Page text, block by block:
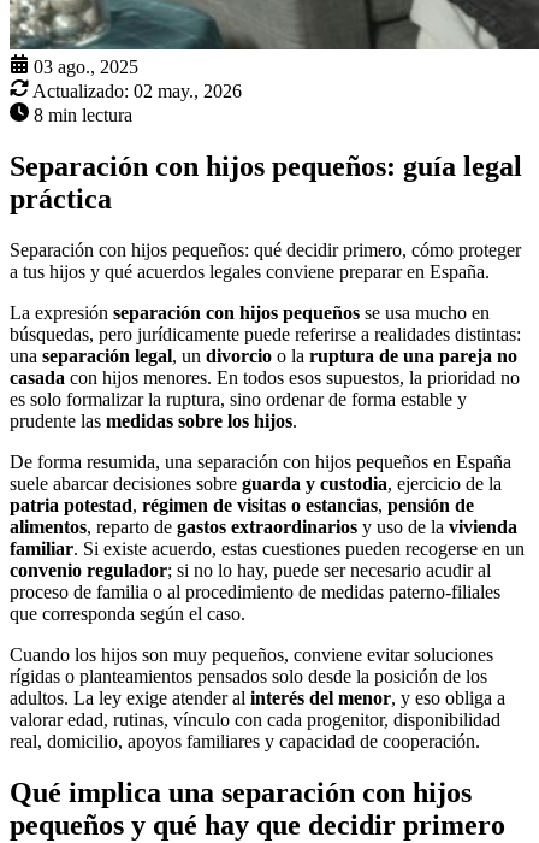
03 ago., 2025
Actualizado: 02 may., 2026
8 min lectura
Separación con hijos pequeños: guía legal
práctica
Separación con hijos pequeños: qué decidir primero, cómo proteger
a tus hijos y qué acuerdos legales conviene preparar en España.
La expresión separación con hijos pequeños se usa mucho en
búsquedas, pero jurídicamente puede referirse a realidades distintas:
una separación legal, un divorcio o la ruptura de una pareja no
casada con hijos menores. En todos esos supuestos, la prioridad no
es solo formalizar la ruptura, sino ordenar de forma estable y
prudente las medidas sobre los hijos.
De forma resumida, una separación con hijos pequeños en España
suele abarcar decisiones sobre guarda y custodia, ejercicio de la
patria potestad, régimen de visitas o estancias, pensión de
alimentos, reparto de gastos extraordinarios y uso de la vivienda
familiar. Si existe acuerdo, estas cuestiones pueden recogerse en un
convenio regulador; si no lo hay, puede ser necesario acudir al
proceso de familia o al procedimiento de medidas paterno-filiales
que corresponda según el caso.
Cuando los hijos son muy pequeños, conviene evitar soluciones
rígidas o planteamientos pensados solo desde la posición de los
adultos. La ley exige atender al interés del menor, y eso obliga a
valorar edad, rutinas, vínculo con cada progenitor, disponibilidad
real, domicilio, apoyos familiares y capacidad de cooperación.
Qué implica una separación con hijos
pequeños y qué hay que decidir primero